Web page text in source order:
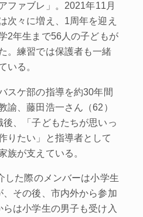
ファブレ」。2021年11月
次々に増え、1周年を迎え
2年生まで56人の子どもが
。練習では保護者も一緒
いる。
スケ部の指導を約30年間
諭、藤田浩一さん（62）
後、「子どもたちが思いっ
りたい」と指導者として
族が支えている。
た際のメンバーは小学生
その後、市内外から参加
は小学生の男子も受け入